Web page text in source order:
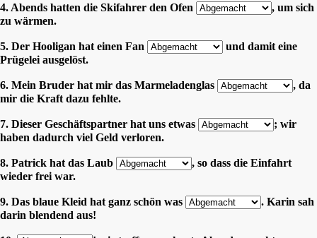
4. Abends hatten die Skifahrer den Ofen
, um sich
zu wärmen.
5. Der Hooligan hat einen Fan
und damit eine
Prügelei ausgelöst.
6. Mein Bruder hat mir das Marmeladenglas
, da
mir die Kraft dazu fehlte.
7. Dieser Geschäftspartner hat uns etwas
; wir
haben dadurch viel Geld verloren.
8. Patrick hat das Laub
, so dass die Einfahrt
wieder frei war.
9. Das blaue Kleid hat ganz schön was
. Karin sah
darin blendend aus!